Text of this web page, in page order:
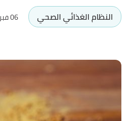
النظام الغذائي الصحي
06 فبراير 2022